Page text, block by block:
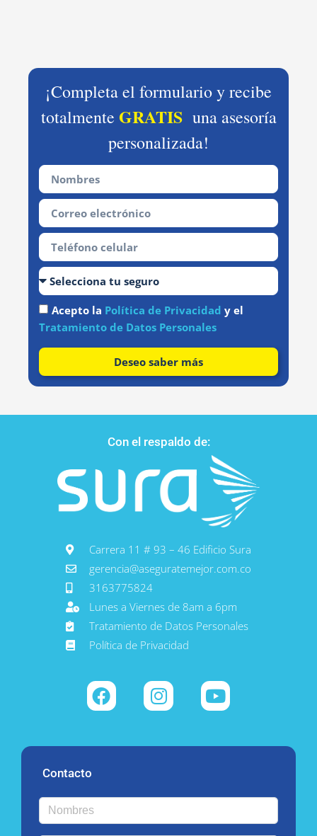
¡Completa el formulario y recibe
totalmente GRATISuna asesoría
personalizada!
Acepto la Política de Privacidad y el
Tratamiento de Datos Personales
Deseo saber más
Con el respaldo de:
Carrera 11 # 93 – 46 Edificio Sura
gerencia@aseguratemejor.com.co
3163775824
Lunes a Viernes de 8am a 6pm
Tratamiento de Datos Personales
Política de Privacidad
Contacto